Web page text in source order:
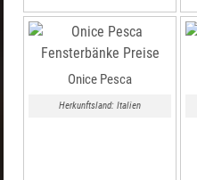
Onice Pesca
Herkunftsland: Italien